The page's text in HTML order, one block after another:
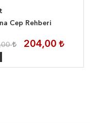
Cep Rehberi
204,00